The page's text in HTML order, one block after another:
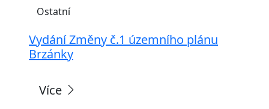
Ostatní
Vydání Změny č.1 územního plánu
Brzánky
Více